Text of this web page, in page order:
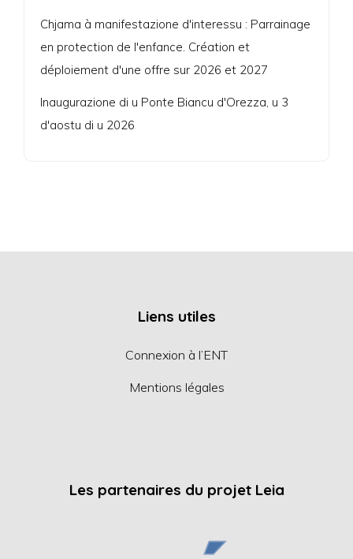
Chjama à manifestazione d'interessu : Parrainage
en protection de l'enfance. Création et
déploiement d'une offre sur 2026 et 2027
Inaugurazione di u Ponte Biancu d'Orezza, u 3
d'aostu di u 2026
Liens utiles
Connexion à l’ENT
Mentions légales
Les partenaires du projet Leia